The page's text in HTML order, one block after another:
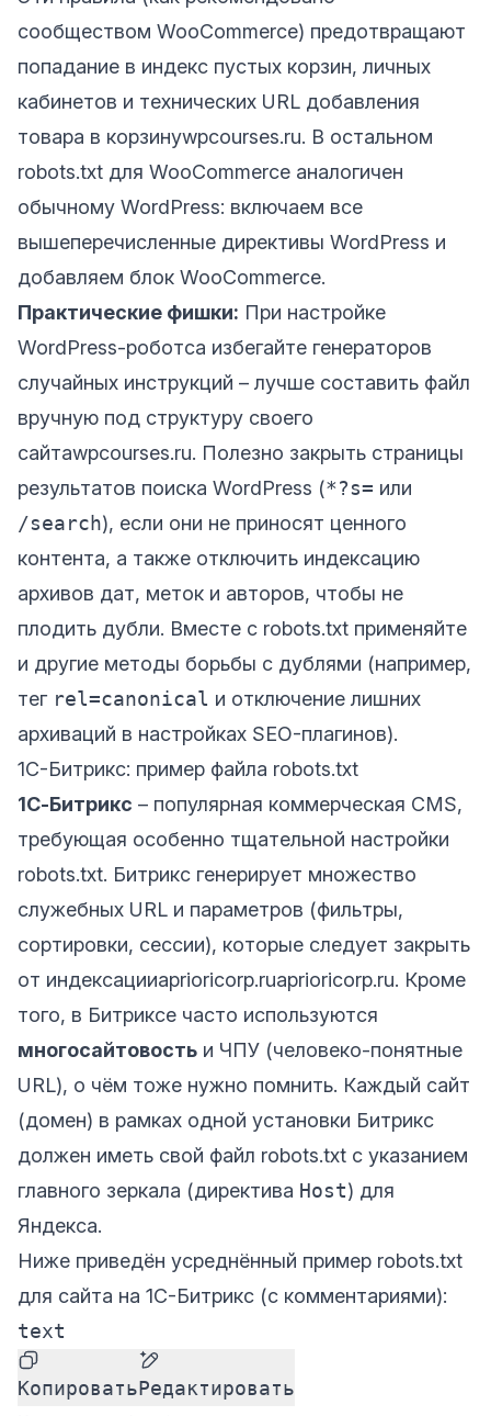
сообществом WooCommerce) предотвращают
попадание в индекс пустых корзин, личных
кабинетов и технических URL добавления
товара в корзинуwpcourses.ru. В остальном
robots.txt для WooCommerce аналогичен
обычному WordPress: включаем все
вышеперечисленные директивы WordPress и
добавляем блок WooCommerce.
Практические фишки: При настройке
WordPress-роботса избегайте генераторов
случайных инструкций – лучше составить файл
вручную под структуру своего
сайтаwpcourses.ru. Полезно закрыть страницы
результатов поиска WordPress (*?s= или
/search), если они не приносят ценного
контента, а также отключить индексацию
архивов дат, меток и авторов, чтобы не
плодить дубли. Вместе с robots.txt применяйте
и другие методы борьбы с дублями (например,
тег rel=canonical и отключение лишних
архиваций в настройках SEO-плагинов).
1C-Битрикс: пример файла robots.txt
1С-Битрикс – популярная коммерческая CMS,
требующая особенно тщательной настройки
robots.txt. Битрикс генерирует множество
служебных URL и параметров (фильтры,
сортировки, сессии), которые следует закрыть
от индексацииaprioricorp.ruaprioricorp.ru. Кроме
того, в Битриксе часто используются
многосайтовость и ЧПУ (человеко-понятные
URL), о чём тоже нужно помнить. Каждый сайт
(домен) в рамках одной установки Битрикс
должен иметь свой файл robots.txt с указанием
главного зеркала (директива Host) для
Яндекса.
Ниже приведён усреднённый пример robots.txt
для сайта на 1C-Битрикс (с комментариями):
text
КопироватьРедактировать